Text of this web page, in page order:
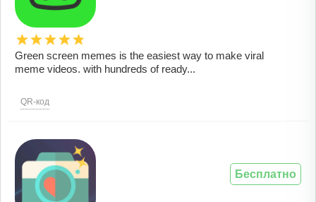
Green screen memes is the easiest way to make viral
meme videos. with hundreds of ready...
QR-код
Бесплатно